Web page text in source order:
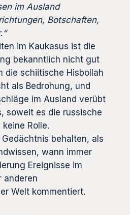
im Ausland
Botschaften,
im Kaukasus ist die
bekanntlich nicht gut
die schiitische Hisbollah
als Bedrohung, und
im Ausland verübt
soweit es die russische
Rolle.
behalten, als
wann immer
Ereignisse im
anderen
Welt kommentiert.